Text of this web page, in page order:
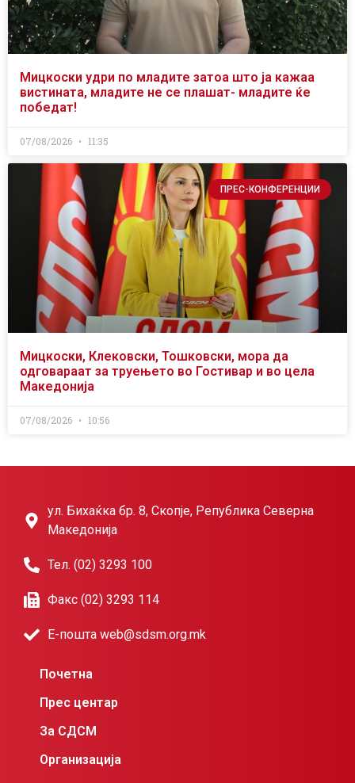
Мицкоски удри по младите затоа што ја кажаа
вистината, младите не се плашат- младите ќе
победат!
07/08/2026 11:35
ПРЕС-КОНФЕРЕНЦИИ
Мицкоски, Клековски, Тошковски, мора да
одговараат за труењето во Гостивар и во цела
Македонија
07/08/2026 10:56
ул. Бихаќка бр. 8, Скопје, Република Северна
Македонија
Тел. (02) 3293 100
Факс (02) 3293 114
Е-пошта web@sdsm.org.mk
Почетна
Прес центар
За СДСМ
Организација